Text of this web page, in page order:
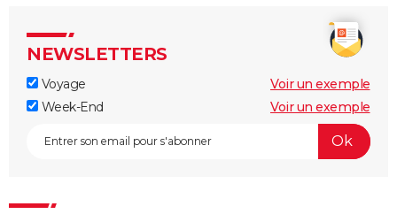
NEWSLETTERS
Voyage
Voir un exemple
Week-End
Voir un exemple